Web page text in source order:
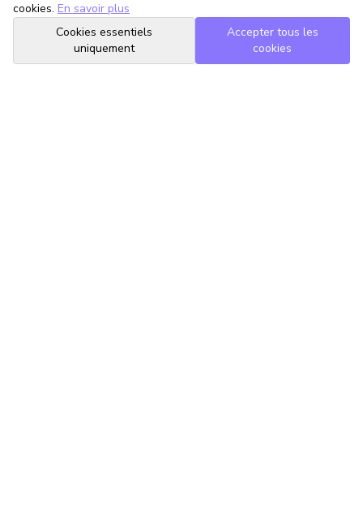
cookies. En savoir plus
Cookies essentiels
uniquement
Accepter tous les
cookies